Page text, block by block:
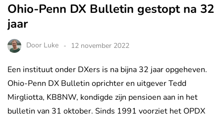
Ohio-Penn DX Bulletin gestopt na 32
jaar
Door Luke 12 november 2022
Een instituut onder DXers is na bijna 32 jaar opgeheven.
Ohio-Penn DX Bulletin oprichter en uitgever Tedd
Mirgliotta, KB8NW, kondigde zijn pensioen aan in het
bulletin van 31 oktober. Sinds 1991 voorziet het OPDX